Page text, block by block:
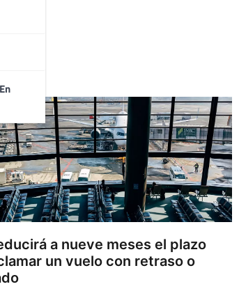
a nueve meses el plazo
un vuelo con retraso o